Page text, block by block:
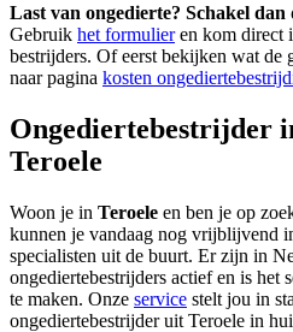
Last van ongedierte? Schakel
Gebruik het formulieren kom direct
bestrijders. Of eerst bekijken wat de
naar pagina kosten
Ongediertebestrijder
Teroele
Woon je in Teroele en ben je op
kunnen je vandaag nog vrijblijvend
specialisten uit de buurt. Er zijn in
ongediertebestrijders actief en is het
te maken. Onze service stelt jou in
ongediertebestrijder uit Teroele in